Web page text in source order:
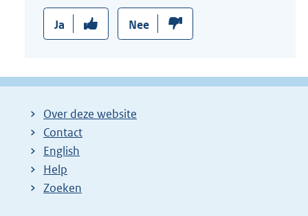
Ja Nee
Over deze website
Contact
English
Help
Zoeken